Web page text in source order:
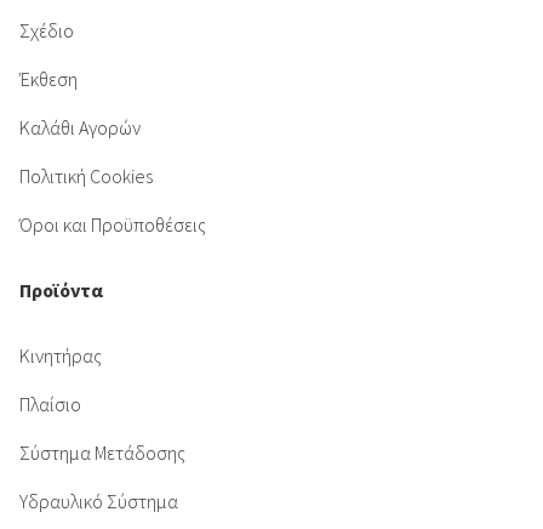
Σχέδιο
Έκθεση
Καλάθι Αγορών
Πολιτική Cookies
Όροι και Προϋποθέσεις
Προϊόντα
Κινητήρας
Πλαίσιο
Σύστημα Μετάδοσης
Υδραυλικό Σύστημα